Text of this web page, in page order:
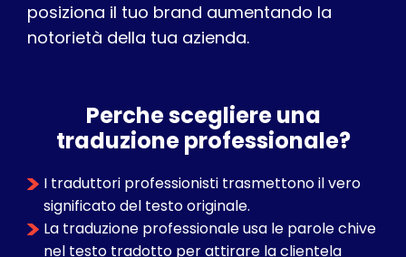
posiziona il tuo brand aumentando la
notorietà della tua azienda.
Perche scegliere una
traduzione professionale?
I traduttori professionisti trasmettono il vero
significato del testo originale.
La traduzione professionale usa le parole chive
nel testo tradotto per attirare la clientela